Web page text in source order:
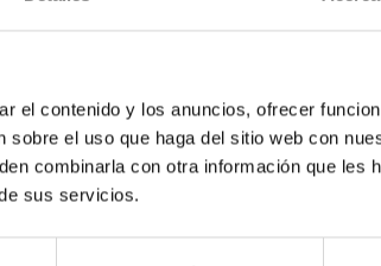
el contenido y los anuncios, ofrecer
el uso que haga del sitio web con
combinarla con otra información que les
sus servicios.